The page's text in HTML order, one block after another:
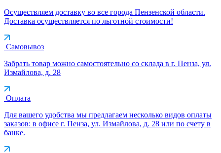
Осуществляем доставку во все города Пензенской области.
Доставка осуществляется по льготной стоимости!
Самовывоз
Забрать товар можно самостоятельно со склада в г. Пенза, ул.
Измайлова, д. 28
Оплата
Для вашего удобства мы предлагаем несколько видов оплаты
заказов: в офисе г. Пенза, ул. Измайлова, д. 28 или по счету в
банке.